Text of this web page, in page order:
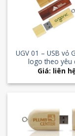
UGV 01 – USB vỏ
logo theo yêu
Giá: liên